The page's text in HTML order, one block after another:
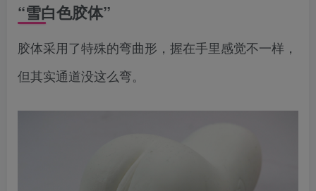
“雪白色胶体”
胶体采用了特殊的弯曲形，握在手里感觉不一样，
但其实通道没这么弯。